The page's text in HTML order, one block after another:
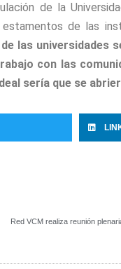
de la
de las
las universidades
con las
sería que se
Red VCM realiza reunión